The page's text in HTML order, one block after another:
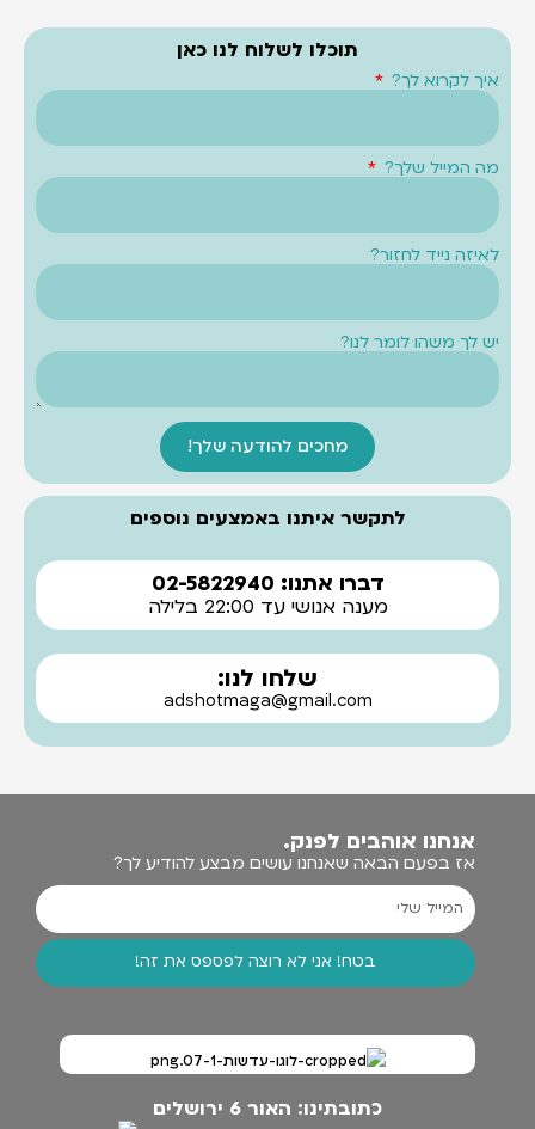
תוכלו לשלוח לנו כאן
איך לקרוא לך?
מה המייל שלך?
לאיזה נייד לחזור?
יש לך משהו לומר לנו?
מחכים להודעה שלך!
לתקשר איתנו באמצעים נוספים
דברו אתנו: 02-5822940
מענה אנושי עד 22:00 בלילה
שלחו לנו:
adshotmaga@gmail.com
כתובתינו: האור 6 ירושלים
אנחנו אוהבים לפנק.
אז בפעם הבאה שאנחנו עושים מבצע להודיע לך?
בטח! אני לא רוצה לפספס את זה!